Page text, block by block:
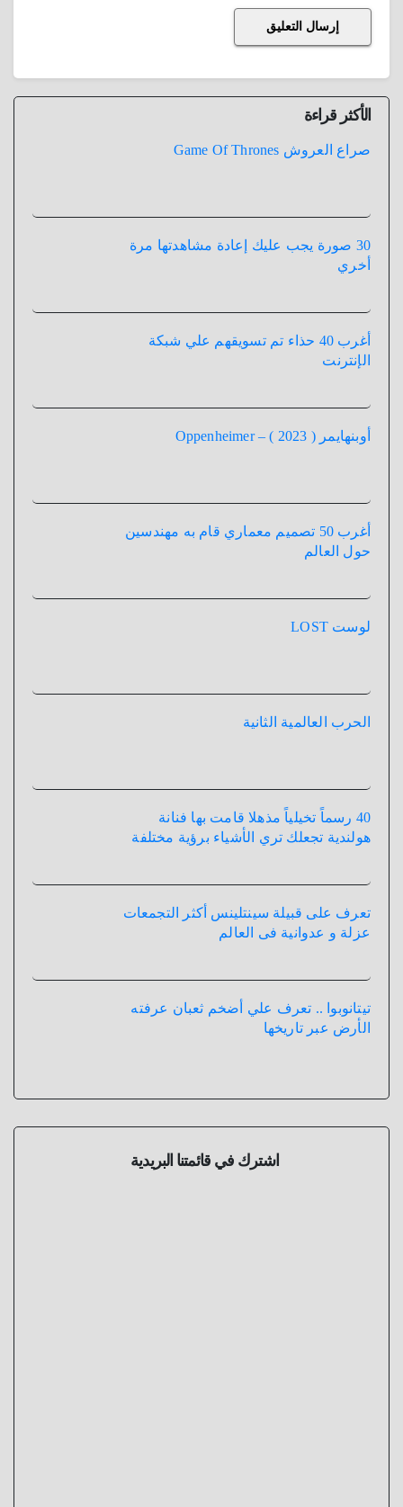
الأكثر قراءة
صراع العروش Game Of Thrones
30 صورة يجب عليك إعادة مشاهدتها مرة
أخري
أغرب 40 حذاء تم تسويقهم علي شبكة
الإنترنت
أوبنهايمر ( 2023 ) – Oppenheimer
أغرب 50 تصميم معماري قام به مهندسين
حول العالم
لوست LOST
الحرب العالمية الثانية
40 رسماً تخيلياً مذهلا قامت بها فنانة
هولندية تجعلك تري الأشياء برؤية مختلفة
تعرف على قبيلة سينتلينس أكثر التجمعات
عزلة و عدوانية فى العالم
تيتانوبوا .. تعرف علي أضخم ثعبان عرفته
الأرض عبر تاريخها
اشترك في قائمتنا البريدية